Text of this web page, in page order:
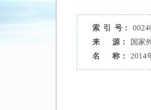
索 引 号：
来 源：
国家
名 称：
2014